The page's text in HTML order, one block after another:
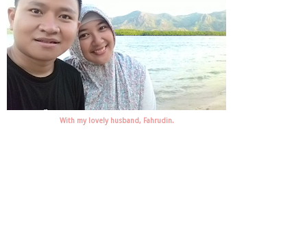
With my lovely husband, Fahrudin.